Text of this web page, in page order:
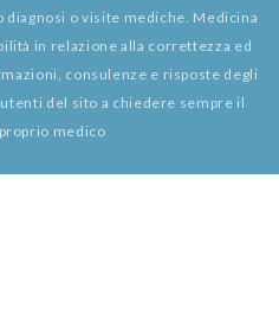
o visite mediche. Medicina
in relazione alla correttezza ed
consulenze e risposte degli
del sito a chiedere sempre il
medico